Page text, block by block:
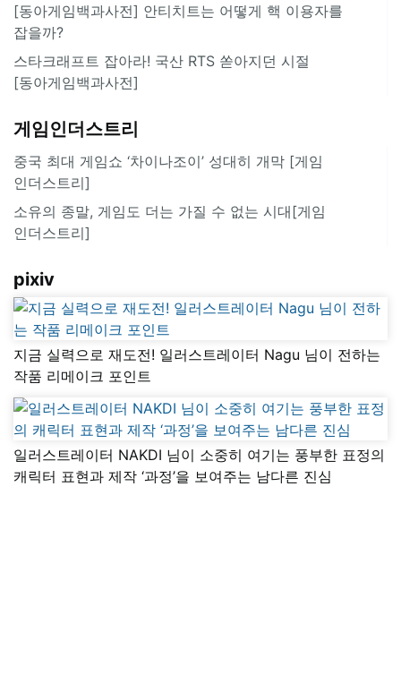
[동아게임백과사전] 안티치트는 어떻게 핵 이용자를
잡을까?
스타크래프트 잡아라! 국산 RTS 쏟아지던 시절
[동아게임백과사전]
게임인더스트리
중국 최대 게임쇼 ‘차이나조이’ 성대히 개막 [게임
인더스트리]
소유의 종말, 게임도 더는 가질 수 없는 시대[게임
인더스트리]
pixiv
지금 실력으로 재도전! 일러스트레이터 Nagu 님이 전하는
작품 리메이크 포인트
일러스트레이터 NAKDI 님이 소중히 여기는 풍부한 표정의
캐릭터 표현과 제작 ‘과정’을 보여주는 남다른 진심